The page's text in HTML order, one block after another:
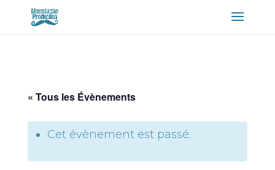
« Tous les Évènements
Cet évènement est passé.